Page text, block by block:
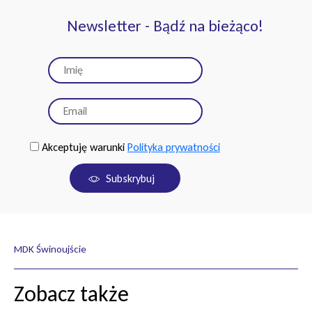
Newsletter - Bądź na bieżąco!
Akceptuję warunki Polityka prywatności
Subskrybuj
MDK Świnoujście
Zobacz także